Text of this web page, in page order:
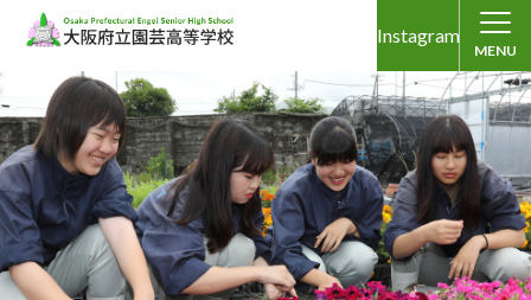
Instagram
MENU